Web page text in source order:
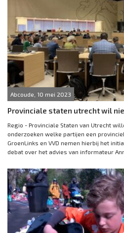
Abcoude, 10 mei 2023
Provinciale staten utrecht wil
Regio - Provinciale Staten van Utrecht
onderzoeken welke partijen een
GroenLinks en VVD nemen hierbij het
debat over het advies van informateur